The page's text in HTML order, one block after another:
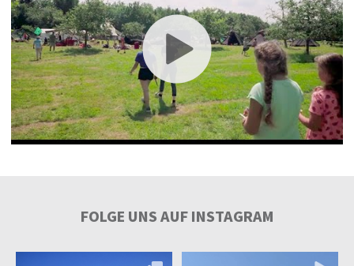
FOLGE UNS AUF INSTAGRAM